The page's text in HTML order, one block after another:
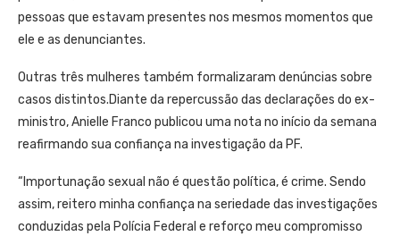
pessoas que estavam presentes nos mesmos momentos que
ele e as denunciantes.
Outras três mulheres também formalizaram denúncias sobre
casos distintos.Diante da repercussão das declarações do ex-
ministro, Anielle Franco publicou uma nota no início da semana
reafirmando sua confiança na investigação da PF.
“Importunação sexual não é questão política, é crime. Sendo
assim, reitero minha confiança na seriedade das investigações
conduzidas pela Polícia Federal e reforço meu compromisso